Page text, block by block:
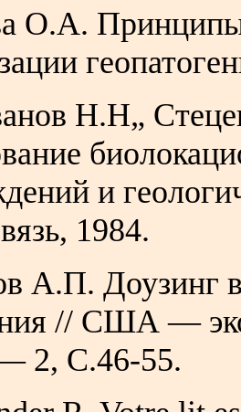
О.А.
Н.Н„
и
1984.
А.П. Доузинг
// США —
2, С.46-55.